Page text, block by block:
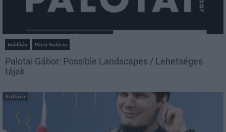
kiállítás Pécsi Galéria
Palotai Gábor: Possible Landscapes / Lehetséges
tájak
Kultúra